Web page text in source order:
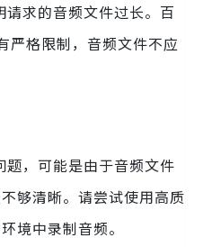
求的音频文件过长。百
严格限制，音频文件不应
，可能是由于音频文件
够清晰。请尝试使用高质
境中录制音频。